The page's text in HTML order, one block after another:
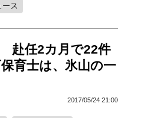
ース
赴任2カ月で22件
育士は、氷山の一
2017/05/24 21:00